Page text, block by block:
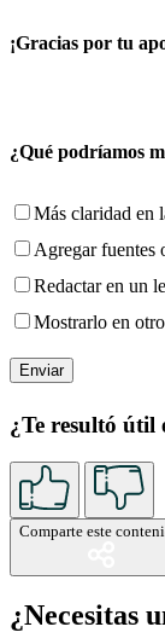
¡Gracias por tu
¿Qué podríamos
Más claridad en
Agregar fuentes
Redactar en un
Mostrarlo en
¿Te resultó útil
Comparte este
¿Necesitas